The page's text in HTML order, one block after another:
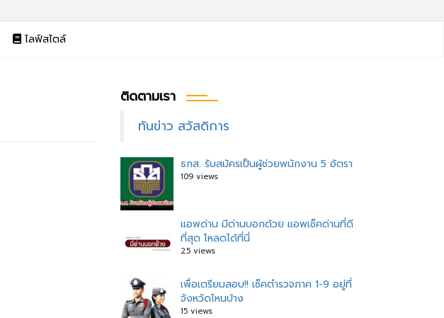
ไลฟ์สไตล์
ติดตามเรา
ทันข่าว สวัสดิการ
ธกส. รับสมัครเป็นผู้ช่วยพนักงาน 5 อัตรา
109 views
แอพด่าน มีด่านบอกด้วย แอพเช็คด่านที่ดี
ที่สุด โหลดได้ที่นี่
25 views
เพื่อเตรียมสอบ!! เช็คตำรวจภาค 1-9 อยู่ที่
จังหวัดไหนบ้าง
15 views